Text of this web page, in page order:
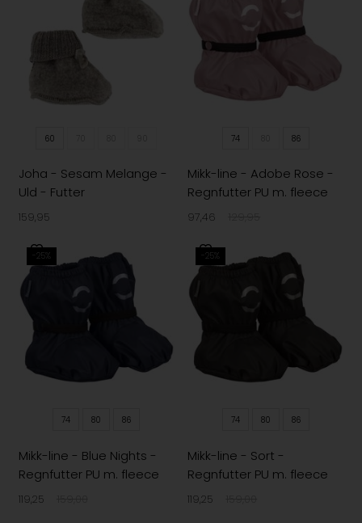
60
Joha - Sesam Melange -
Uld - Futter
159,95
74 86
Mikk-line - Adobe Rose -
Regnfutter PU m. fleece
97,46
-25%
74 80 86
Mikk-line - Blue Nights -
Regnfutter PU m. fleece
119,25
-25%
74 80 86
Mikk-line - Sort -
Regnfutter PU m. fleece
119,25